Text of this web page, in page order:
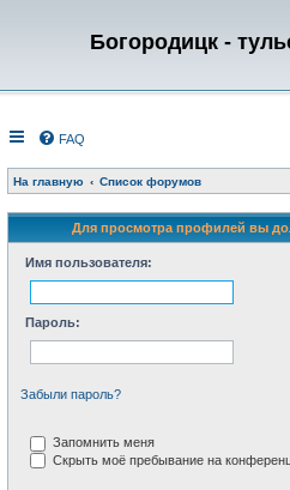
Богородицк -
FAQ
На главную Список форумов
Для просмотра профилей вы
Имя пользователя:
Пароль:
Забыли пароль?
Запомнить меня
Скрыть моё пребывание на